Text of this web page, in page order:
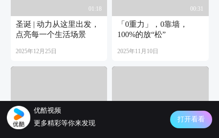
01:18
圣诞 | 动力从这里出发，
点亮每一个生活场景
2025年12月25日
00:31
「0重力」，0靠墙，
100%的放“松”
2025年11月10日
她的定义，由自己落
00:23
家有一桌，百变随心
优酷视频
更多精彩等你来发现
打开看看